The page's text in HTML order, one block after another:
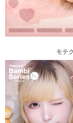
モテ